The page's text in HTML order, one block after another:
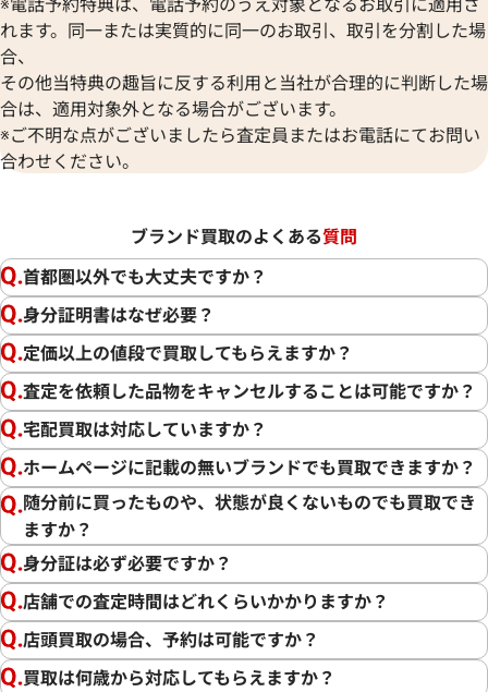
れます。同一または実質的に同一のお取引、取引を分割した場
合、
その他当特典の趣旨に反する利用と当社が合理的に判断した場
合は、適用対象外となる場合がございます。
※ご不明な点がございましたら査定員またはお電話にてお問い
合わせください。
ブランド買取のよくある質問
首都圏以外でも大丈夫ですか？
身分証明書はなぜ必要？
定価以上の値段で買取してもらえますか？
査定を依頼した品物をキャンセルすることは可能ですか？
宅配買取は対応していますか？
ホームページに記載の無いブランドでも買取できますか？
随分前に買ったものや、状態が良くないものでも買取でき
ますか？
身分証は必ず必要ですか？
店舗での査定時間はどれくらいかかりますか？
店頭買取の場合、予約は可能ですか？
買取は何歳から対応してもらえますか？